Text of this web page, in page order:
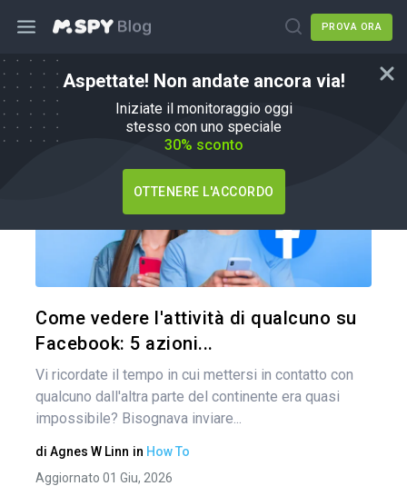
PROVA ORA
Aspettate! Non andate ancora via!
Iniziate il monitoraggio oggi
stesso con uno speciale
30% sconto
OTTENERE L'ACCORDO
Come fare
Come vedere l'attività di qualcuno su
Facebook: 5 azioni...
Vi ricordate il tempo in cui mettersi in contatto con
qualcuno dall'altra parte del continente era quasi
impossibile? Bisognava inviare...
di Agnes W Linn in How To
Aggiornato 01 Giu, 2026